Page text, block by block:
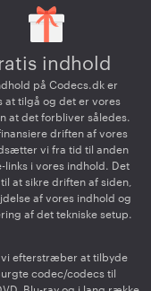
indhold
på Codecs.dk er
at tilgå og det er vores
at det forbliver således.
driften af vores
vi fra tid til anden
links i vores indhold. Det
at sikre driften af siden,
af vores indhold og
af det tekniske setup.
vi efterstræber at tilbyde
codec/codecs til